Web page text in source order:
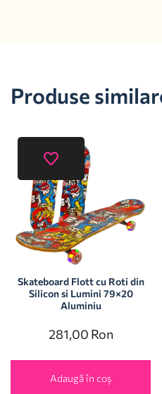
Produse
Skateboard Flott cu Roti din
Silicon si Lumini 79×20
Aluminiu
281,00 Ron
Adaugă în coș